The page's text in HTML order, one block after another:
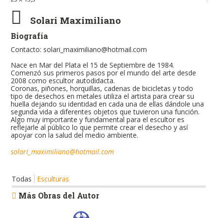
Solari Maximiliano
Biografía
Contacto: solari_maximiliano@hotmail.com
Nace en Mar del Plata el 15 de Septiembre de 1984.
Comenzó sus primeros pasos por el mundo del arte desde
2008 como escultor autodidacta.
Coronas, piñones, horquillas, cadenas de bicicletas y todo
tipo de desechos en metales utiliza el artista para crear su
huella dejando su identidad en cada una de ellas dándole una
segunda vida a diferentes objetos que tuvieron una función.
Algo muy importante y fundamental para el escultor es
reflejarle al público lo que permite crear el desecho y así
apoyar con la salud del medio ambiente.
solari_maximiliano@hotmail.com
Todas Esculturas
Más Obras del Autor